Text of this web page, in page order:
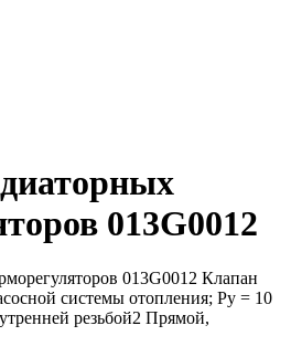
013G0012
013G0012 Клапан
системы отопления; Ру = 10
резьбой2 Прямой,